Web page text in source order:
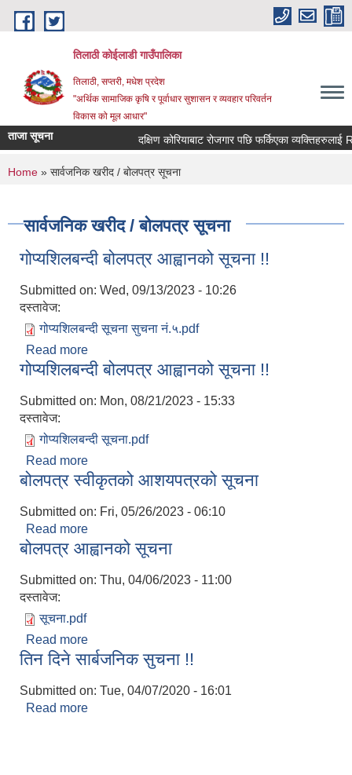
Skip to main content
तिलाठी कोईलाडी गाउँपालिका
तिलाठी, सप्तरी, मधेश प्रदेश
"अर्थिक सामाजिक कृषि र पूर्वाधार सुशासन र व्यवहार परिवर्तन
विकास को मूल आधार"
ताजा सूचना दक्षिण कोरियाबाट रोजगार पछि फर्किएका
You are here
Home » सार्वजनिक खरीद / बोलपत्र सूचना
सार्वजनिक खरीद / बोलपत्र सूचना
गोप्यशिलबन्दी बोलपत्र आह्वानको सूचना !!
Submitted on: Wed, 09/13/2023 - 10:26
दस्तावेज:
गोप्यशिलबन्दी सूचना सुचना नं.५.pdf
Read more
गोप्यशिलबन्दी बोलपत्र आह्वानको सूचना !!
Submitted on: Mon, 08/21/2023 - 15:33
दस्तावेज:
गोप्यशिलबन्दी सूचना.pdf
Read more
बोलपत्र स्वीकृतको आशयपत्रको सूचना
Submitted on: Fri, 05/26/2023 - 06:10
Read more
बोलपत्र आह्वानको सूचना
Submitted on: Thu, 04/06/2023 - 11:00
दस्तावेज:
सूचना.pdf
Read more
तिन दिने सार्बजनिक सुचना !!
Submitted on: Tue, 04/07/2020 - 16:01
Read more